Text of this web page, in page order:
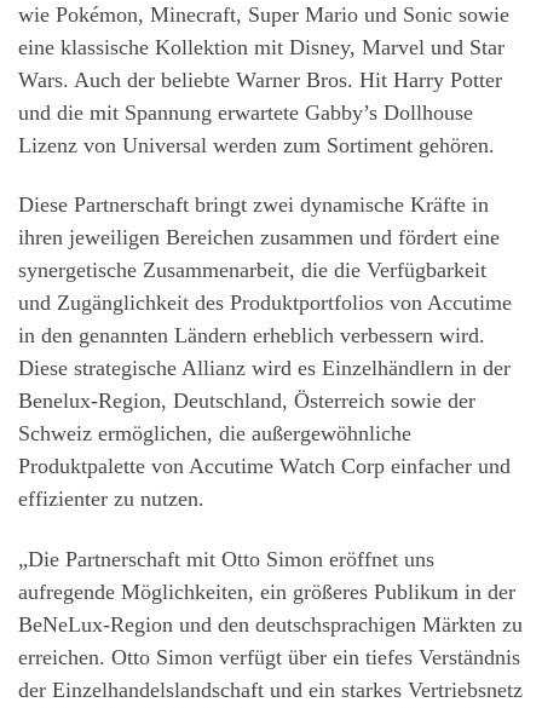
wie Pokémon, Minecraft, Super Mario und Sonic sowie
eine klassische Kollektion mit Disney, Marvel und Star
Wars. Auch der beliebte Warner Bros. Hit Harry Potter
und die mit Spannung erwartete Gabby’s Dollhouse
Lizenz von Universal werden zum Sortiment gehören.
Diese Partnerschaft bringt zwei dynamische Kräfte in
ihren jeweiligen Bereichen zusammen und fördert eine
synergetische Zusammenarbeit, die die Verfügbarkeit
und Zugänglichkeit des Produktportfolios von Accutime
in den genannten Ländern erheblich verbessern wird.
Diese strategische Allianz wird es Einzelhändlern in der
Benelux-Region, Deutschland, Österreich sowie der
Schweiz ermöglichen, die außergewöhnliche
Produktpalette von Accutime Watch Corp einfacher und
effizienter zu nutzen.
„Die Partnerschaft mit Otto Simon eröffnet uns
aufregende Möglichkeiten, ein größeres Publikum in der
BeNeLux-Region und den deutschsprachigen Märkten zu
erreichen. Otto Simon verfügt über ein tiefes Verständnis
der Einzelhandelslandschaft und ein starkes Vertriebsnetz